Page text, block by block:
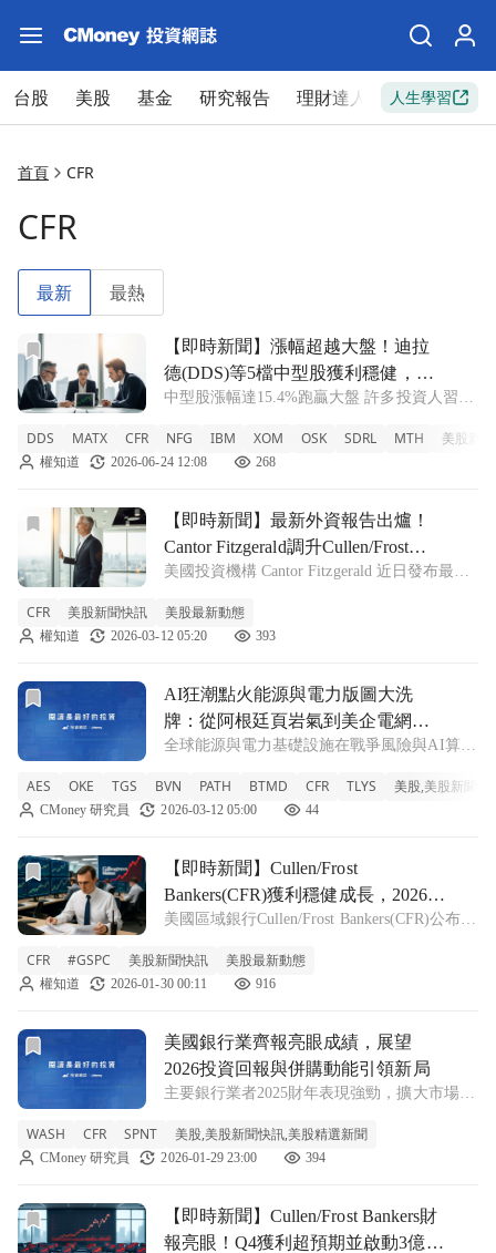
台股 美股 基金 研究報告 理財達人 新手入門
人生學習
首頁 CFR
CFR
最新 最熱
前往【即時新聞】漲幅超越大盤！迪拉德(DDS)等5檔中型
【即時新聞】漲幅超越大盤！迪拉
德(DDS)等5檔中型股獲利穩健，低
本益比優勢受華爾街矚目
中型股漲幅達15.4%跑贏大盤 許多投資人習慣
在當前市場環境下，中型股的表現反而更加亮
眼。根據最新數據顯示，截至今年6月19日，
DDS MATX CFR NFG IBM XOM OSK SDRL MTH 美股新
權知道 2026-06-24 12:08 268
前往【即時新聞】最新外資報告出爐！Cantor Fitzgerald
【即時新聞】最新外資報告出爐！
Cantor Fitzgerald調升Cullen/Frost
Bankers目標價，長期投資展望樂觀
美國投資機構 Cantor Fitzgerald 近日發布最新
Bankers(CFR) 的目標價從 141 美元調升至 152
美元，並維持「中立」評等
CFR 美股新聞快訊 美股最新動態
權知道 2026-03-12 05:20 393
前往AI狂潮點火能源與電力版圖大洗牌：從阿根廷頁岩氣到
AI狂潮點火能源與電力版圖大洗
牌：從阿根廷頁岩氣到美企電網併
購戰
全球能源與電力基礎設施在戰爭風險與AI算力
魯銅礦、北美中游管線到美國電力公司私有化
交易同步加速，IEA史上最大釋儲也難壓油價
AES OKE TGS BVN PATH BTMD CFR TLYS 美股,美股新聞快
CMoney 研究員 2026-03-12 05:00 44
前往【即時新聞】Cullen/Frost Bankers(CFR)獲利穩健成長
【即時新聞】Cullen/Frost
Bankers(CFR)獲利穩健成長，2026年
啟動3億美元庫藏股回購
美國區域銀行Cullen/Frost Bankers(CFR)公布
擴張成效。執行長Phillip Green指出，第四季
淨利達1.646億美元，較前一年同期
CFR #GSPC 美股新聞快訊 美股最新動態
權知道 2026-01-30 00:11 916
前往美國銀行業齊報亮眼成績，展望2026投資回報與併購動
美國銀行業齊報亮眼成績，展望
2026投資回報與併購動能引領新局
主要銀行業者2025財年表現強勁，擴大市場布
年成長動能與併購策略。 WASH +12.69% CFR
+2.65% SPNT +2.18% 美國銀行業202
WASH CFR SPNT 美股,美股新聞快訊,美股精選新聞
CMoney 研究員 2026-01-29 23:00 394
前往【即時新聞】Cullen/Frost Bankers財報亮眼！Q4獲利
【即時新聞】Cullen/Frost Bankers財
報亮眼！Q4獲利超預期並啟動3億美